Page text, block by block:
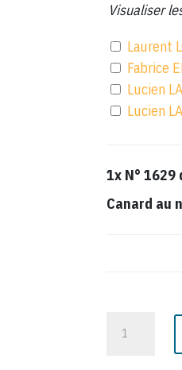
Visualiser
Laurent
Fabrice
Lucien
Lucien
1x N°
Canard au